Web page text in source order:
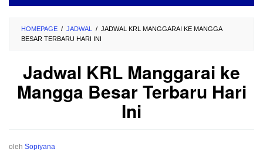
HOMEPAGE / JADWAL / JADWAL KRL MANGGARAI KE MANGGA
BESAR TERBARU HARI INI
Jadwal KRL Manggarai ke
Mangga Besar Terbaru Hari
Ini
oleh Sopiyana